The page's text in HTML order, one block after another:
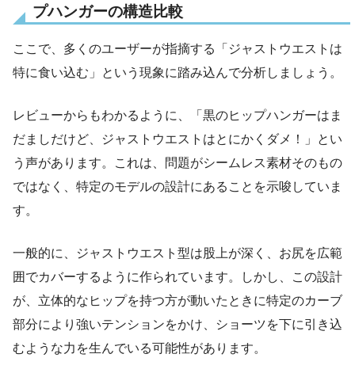
プハンガーの構造比較
ここで、多くのユーザーが指摘する「ジャストウエストは
特に食い込む」という現象に踏み込んで分析しましょう。
レビューからもわかるように、「黒のヒップハンガーはま
だましだけど、ジャストウエストはとにかくダメ！」とい
う声があります。これは、問題がシームレス素材そのもの
ではなく、特定のモデルの設計にあることを示唆していま
す。
一般的に、ジャストウエスト型は股上が深く、お尻を広範
囲でカバーするように作られています。しかし、この設計
が、立体的なヒップを持つ方が動いたときに特定のカーブ
部分により強いテンションをかけ、ショーツを下に引き込
むような力を生んでいる可能性があります。